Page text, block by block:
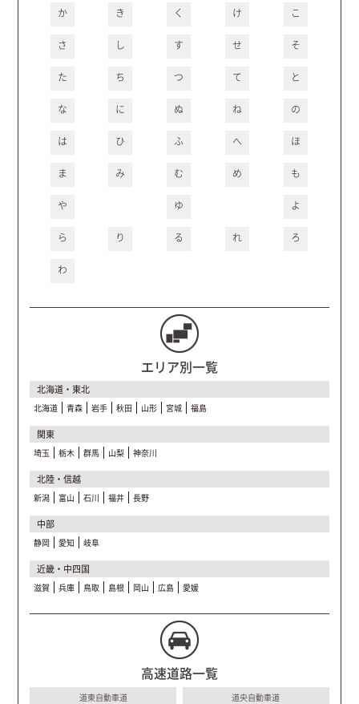
か き く け こ
さ し す せ そ
た ち つ て と
な に ぬ ね の
は ひ ふ へ ほ
ま み む め も
や ゆ よ
ら り る れ ろ
わ
エリア別一覧
北海道・東北
北海道 青森 岩手 秋田 山形 宮城 福島
関東
埼玉 栃木 群馬 山梨 神奈川
北陸・信越
新潟 富山 石川 福井 長野
中部
静岡 愛知 岐阜
近畿・中四国
滋賀 兵庫 鳥取 島根 岡山 広島 愛媛
高速道路一覧
道東自動車道 道央自動車道